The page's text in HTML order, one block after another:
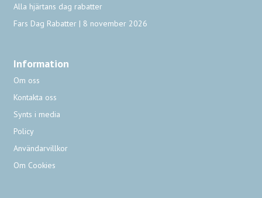
Alla hjärtans dag rabatter
Fars Dag Rabatter | 8 november 2026
Information
Om oss
Kontakta oss
Synts i media
Policy
Användarvillkor
Om Cookies